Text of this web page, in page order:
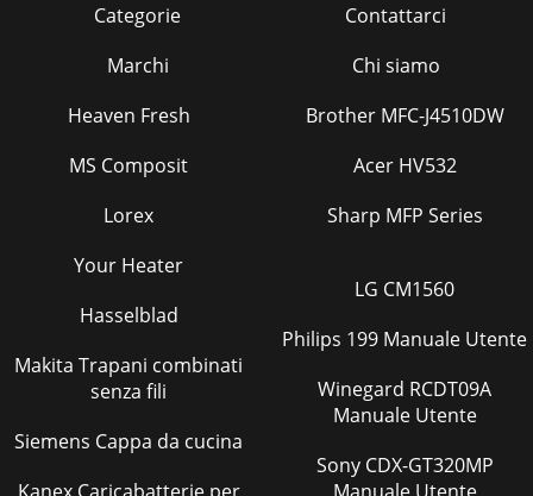
Categorie
Marchi
Contattarci
Chi siamo
Heaven Fresh
MS Composit
Lorex
Your Heater
Hasselblad
Makita Trapani combinati
senza fili
Siemens Cappa da cucina
Brother MFC-J4510DW
Acer HV532
Sharp MFP Series
LG CM1560
Philips 199 Manuale Utente
Winegard RCDT09A
Manuale Utente
Sony CDX-GT320MP